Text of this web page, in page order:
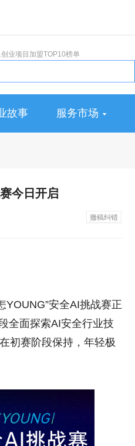
业项目加盟TOP10榜单
故事 服务市场
今日开启
撤稿纠错
YOUNG”安全AI挑战赛正
全面探索AI安全行业技
初赛阶段保持，年轻极